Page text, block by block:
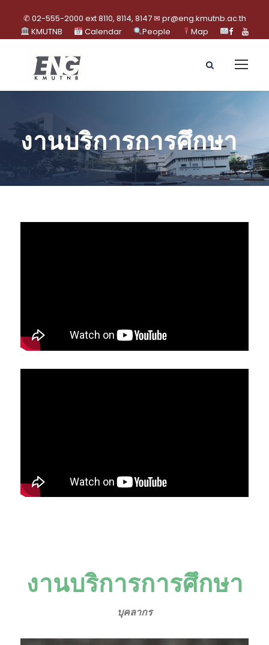
✆ 02-555-2000 ext 8110, 8114, 8147 ✉ pr@eng.kmutnb.ac.th
KMUTNB
Calendar People Map
งานบริการการศึกษา
งานบริการการศึกษา
บุคลากร